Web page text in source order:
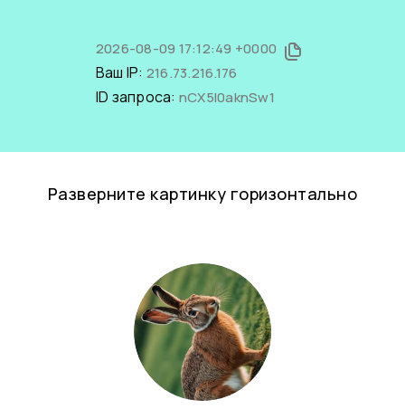
2026-08-09 17:12:49 +0000
Ваш IP: 216.73.216.176
ID запроса: nCX5l0aknSw1
Разверните картинку горизонтально